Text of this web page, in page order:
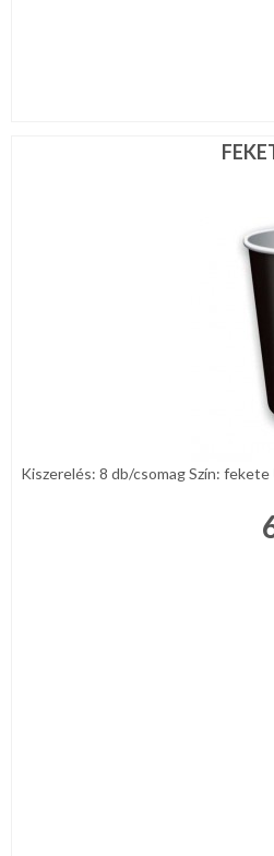
Kiszerelés: 8 db/csomag Szín: